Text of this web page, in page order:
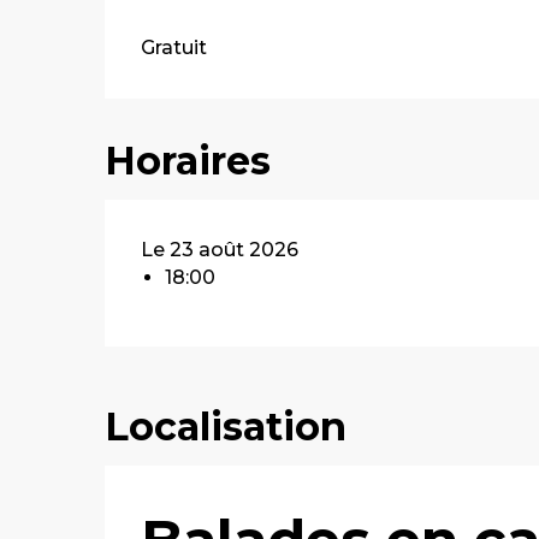
Gratuit
Horaires
Le 23 août 2026
18:00
Localisation